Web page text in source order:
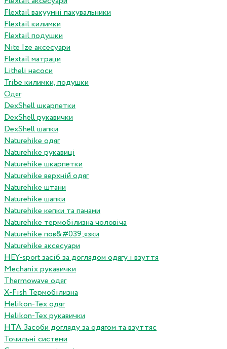
Flextail вакуумні пакувальники
Flextail килимки
Flextail подушки
Nite Ize аксесуари
Flextail матраци
Litheli насоси
Tribe килимки, подушки
Одяг
DexShell шкарпетки
DexShell рукавички
DexShell шапки
Naturehike одяг
Naturehike рукавиці
Naturehike шкарпетки
Naturehike верхній одяг
Naturehike штани
Naturehike шапки
Naturehike кепки та панами
Naturehike термобілизна чоловіча
Naturehike пов&#039;язки
Naturehike аксесуари
HEY-sport засіб за доглядом одягу і взуття
Mechanix рукавички
Thermowave одяг
X-Fish Термобілизна
Helikon-Tex одяг
Helikon-Tex рукавички
HTA Засоби догляду за одягом та взуттяс
Точильні системи